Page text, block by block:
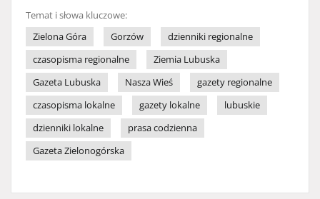
Temat i słowa kluczowe:
Zielona Góra
Gorzów
dzienniki regionalne
czasopisma regionalne
Ziemia Lubuska
Gazeta Lubuska
Nasza Wieś
gazety regionalne
czasopisma lokalne
gazety lokalne
lubuskie
dzienniki lokalne
prasa codzienna
Gazeta Zielonogórska